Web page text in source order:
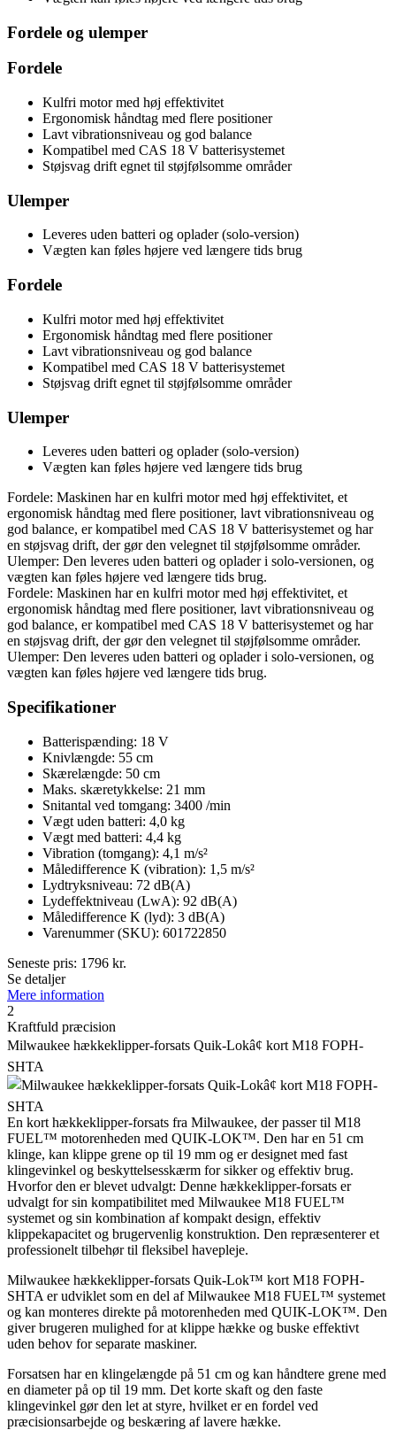
Fordele og ulemper
Fordele
Kulfri motor med høj effektivitet
Ergonomisk håndtag med flere positioner
Lavt vibrationsniveau og god balance
Kompatibel med CAS 18 V batterisystemet
Støjsvag drift egnet til støjfølsomme områder
Ulemper
Leveres uden batteri og oplader (solo-version)
Vægten kan føles højere ved længere tids brug
Fordele
Kulfri motor med høj effektivitet
Ergonomisk håndtag med flere positioner
Lavt vibrationsniveau og god balance
Kompatibel med CAS 18 V batterisystemet
Støjsvag drift egnet til støjfølsomme områder
Ulemper
Leveres uden batteri og oplader (solo-version)
Vægten kan føles højere ved længere tids brug
Fordele: Maskinen har en kulfri motor med høj effektivitet, et
ergonomisk håndtag med flere positioner, lavt vibrationsniveau og
god balance, er kompatibel med CAS 18 V batterisystemet og har
en støjsvag drift, der gør den velegnet til støjfølsomme områder.
Ulemper: Den leveres uden batteri og oplader i solo-versionen, og
vægten kan føles højere ved længere tids brug.
Fordele: Maskinen har en kulfri motor med høj effektivitet, et
ergonomisk håndtag med flere positioner, lavt vibrationsniveau og
god balance, er kompatibel med CAS 18 V batterisystemet og har
en støjsvag drift, der gør den velegnet til støjfølsomme områder.
Ulemper: Den leveres uden batteri og oplader i solo-versionen, og
vægten kan føles højere ved længere tids brug.
Specifikationer
Batterispænding: 18 V
Knivlængde: 55 cm
Skærelængde: 50 cm
Maks. skæretykkelse: 21 mm
Snitantal ved tomgang: 3400 /min
Vægt uden batteri: 4,0 kg
Vægt med batteri: 4,4 kg
Vibration (tomgang): 4,1 m/s²
Måledifference K (vibration): 1,5 m/s²
Lydtryksniveau: 72 dB(A)
Lydeffektniveau (LwA): 92 dB(A)
Måledifference K (lyd): 3 dB(A)
Varenummer (SKU): 601722850
Seneste pris: 1796 kr.
Se detaljer
Mere information
2
Kraftfuld præcision
Milwaukee hækkeklipper-forsats Quik-Lokâ¢ kort M18 FOPH-
SHTA
En kort hækkeklipper-forsats fra Milwaukee, der passer til M18
FUEL™ motorenheden med QUIK-LOK™. Den har en 51 cm
klinge, kan klippe grene op til 19 mm og er designet med fast
klingevinkel og beskyttelsesskærm for sikker og effektiv brug.
Hvorfor den er blevet udvalgt: Denne hækkeklipper-forsats er
udvalgt for sin kompatibilitet med Milwaukee M18 FUEL™
systemet og sin kombination af kompakt design, effektiv
klippekapacitet og brugervenlig konstruktion. Den repræsenterer et
professionelt tilbehør til fleksibel havepleje.
Milwaukee hækkeklipper-forsats Quik-Lok™ kort M18 FOPH-
SHTA er udviklet som en del af Milwaukee M18 FUEL™ systemet
og kan monteres direkte på motorenheden med QUIK-LOK™. Den
giver brugeren mulighed for at klippe hække og buske effektivt
uden behov for separate maskiner.
Forsatsen har en klingelængde på 51 cm og kan håndtere grene med
en diameter på op til 19 mm. Det korte skaft og den faste
klingevinkel gør den let at styre, hvilket er en fordel ved
præcisionsarbejde og beskæring af lavere hække.